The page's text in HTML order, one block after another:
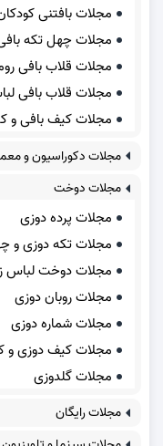
مجلات بافتنی
مجلات چهل تکه
مجلات قلاب بافی
مجلات قلاب بافی
مجلات کیف بافی و
مجلات دکوراسیون و
مجلات دوخت
مجلات پرده دوزی
مجلات تکه دوزی و
مجلات دوخت لباس
مجلات روبان دوزی
مجلات شماره دوزی
مجلات کیف دوزی و
مجلات گلدوزی
مجلات رایگان